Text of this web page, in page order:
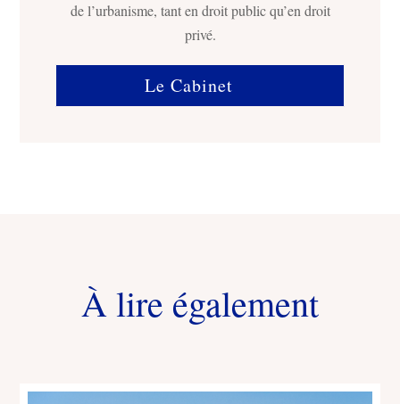
de l’urbanisme, tant en droit public qu’en droit
privé.
Le Cabinet
À lire également